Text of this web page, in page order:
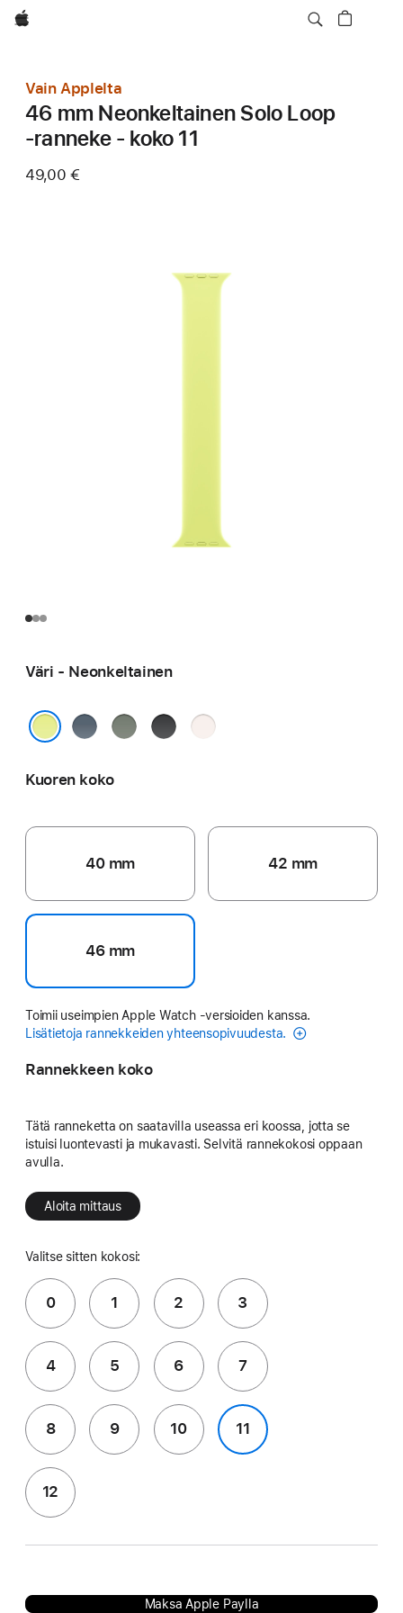
Apple
Vain Applelta
46 mm Neonkeltainen Solo Loop
‑ranneke - koko 11
49,00 €
Väri - Neonkeltainen
Ankkurinsininen
Vihreänharmaa
MustaPunan­
Kuoren koko
40 mm 42 mm
46 mm
Toimii useimpien Apple Watch ‑versioiden kanssa.
Lisätietoja rannekkeiden yhteensopivuudesta.
Rannekkeen koko
Tätä ranneketta on saatavilla useassa eri koossa, jotta se
istuisi luontevasti ja mukavasti. Selvitä rannekokosi oppaan
avulla.
Aloita mittaus
Valitse sitten kokosi:
0 1 2 3
4 5 6 7
8 9 10 11
12
Maksa Apple Paylla